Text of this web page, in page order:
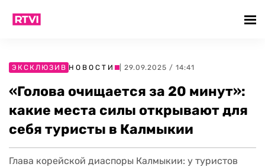
ЭКСКЛЮЗИВ НОВОСТИ | 29.09.2025 / 14:41
«Голова очищается за 20 минут»:
какие места силы открывают для
себя туристы в Калмыкии
Глава корейской диаспоры Калмыкии: у туристов